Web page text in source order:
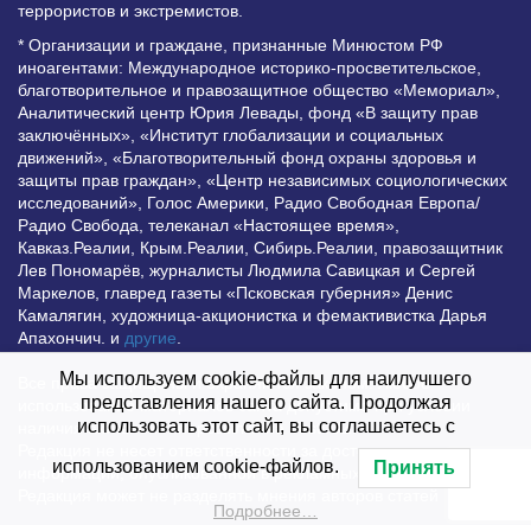
террористов и экстремистов.
* Организации и граждане, признанные Минюстом РФ
иноагентами: Международное историко-просветительское,
благотворительное и правозащитное общество «Мемориал»,
Аналитический центр Юрия Левады, фонд «В защиту прав
заключённых», «Институт глобализации и социальных
движений», «Благотворительный фонд охраны здоровья и
защиты прав граждан», «Центр независимых социологических
исследований», Голос Америки, Радио Свободная Европа/
Радио Свобода, телеканал «Настоящее время»,
Кавказ.Реалии, Крым.Реалии, Сибирь.Реалии, правозащитник
Лев Пономарёв, журналисты Людмила Савицкая и Сергей
Маркелов, главред газеты «Псковская губерния» Денис
Камалягин, художница-акционистка и фемактивистка Дарья
Апахончич. и другие.
Все права защищены и охраняются законом. Любое
использование материалов сайта допустимо при условии
наличия активной гиперссылки на Vesti.UZ.
Редакция не несет ответственности за достоверность
информации, опубликованной в рекламных объявлениях.
Мы используем cookie-файлы для наилучшего
представления нашего сайта. Продолжая
использовать этот сайт, вы соглашаетесь с
использованием cookie-файлов. Принять
Подробнее…